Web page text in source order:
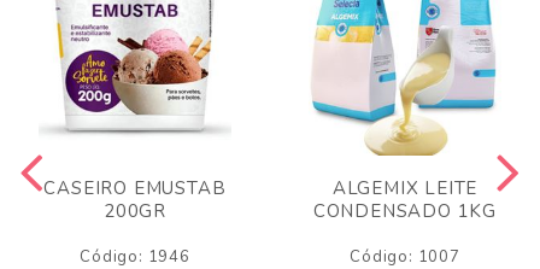
CASEIRO EMUSTAB
200GR
Código: 1946
ALGEMIX LEITE
CONDENSADO 1KG
Código: 1007